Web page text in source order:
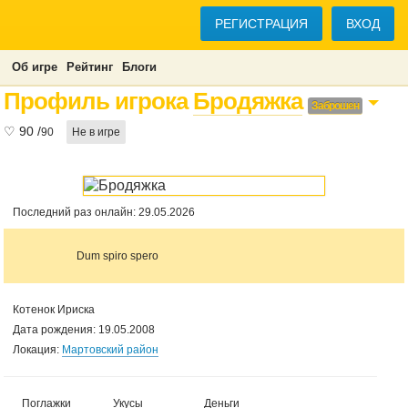
РЕГИСТРАЦИЯ ВХОД
Об игре Рейтинг Блоги
Профиль игрокаБродяжка Заброшен
♡90 /90 Не в игре
Последний раз онлайн: 29.05.2026
Dum spiro spero
Котенок Ириска
Дата рождения: 19.05.2008
Локация: Мартовский район
Поглажки Укусы Деньги